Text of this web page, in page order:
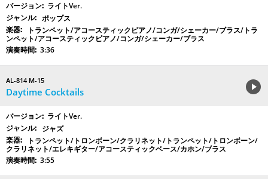
ライトVer.
ポップス
トランペット/アコースティックピアノ/コンガ/シェーカー/ブラス/トラ
ンペット/アコースティックピアノ/コンガ/シェーカー/ブラス
3:36
AL-814 M-15
Daytime Cocktails
ライトVer.
ジャズ
トランペット/トロンボーン/クラリネット/トランペット/トロンボーン/
クラリネット/エレキギター/アコースティックベース/カホン/ブラス
3:55